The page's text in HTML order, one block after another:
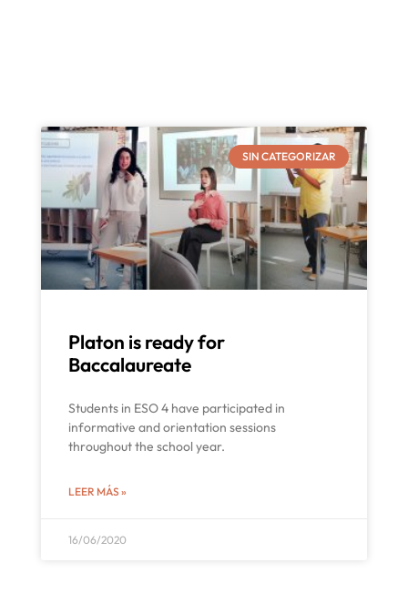
SIN CATEGORIZAR
Platon is ready for
Baccalaureate
Students in ESO 4 have participated in
informative and orientation sessions
throughout the school year.
LEER MÁS »
16/06/2020